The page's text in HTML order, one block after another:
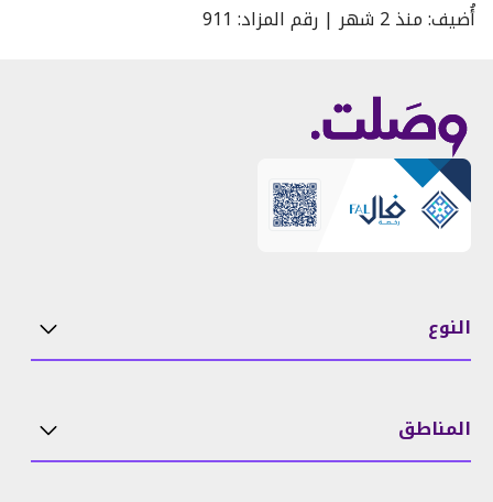
أُضيف:منذ2 شهر | رقم المزاد:
911
النوع
المناطق